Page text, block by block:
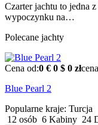
Czarter jachtu to jedna
wypoczynku na…
Polecane jachty
Cena od:0 € 0 $ 0 zł
Blue Pearl 2
Popularne kraje: Turcja
12 osób 6 Kabiny 24